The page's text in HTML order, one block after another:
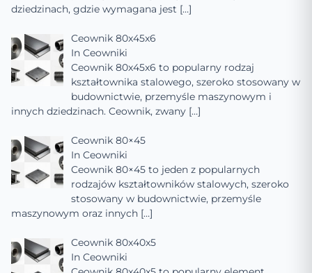
dziedzinach, gdzie wymagana jest […]
Ceownik 80x45x6
In Ceowniki
Ceownik 80x45x6 to popularny rodzaj
kształtownika stalowego, szeroko stosowany w
budownictwie, przemyśle maszynowym i
innych dziedzinach. Ceownik, zwany […]
Ceownik 80×45
In Ceowniki
Ceownik 80×45 to jeden z popularnych
rodzajów kształtowników stalowych, szeroko
stosowany w budownictwie, przemyśle
maszynowym oraz innych […]
Ceownik 80x40x5
In Ceowniki